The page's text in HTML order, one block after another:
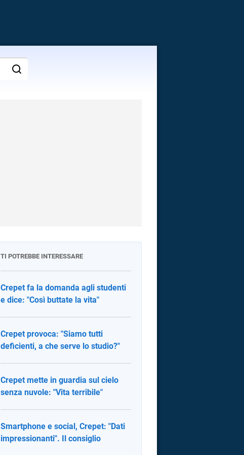
TI POTREBBE INTERESSARE
Crepet fa la domanda agli studenti
e dice: "Così buttate la vita"
Crepet provoca: "Siamo tutti
deficienti, a che serve lo studio?"
Crepet mette in guardia sul cielo
senza nuvole: "Vita terribile"
Smartphone e social, Crepet: "Dati
impressionanti". Il consiglio